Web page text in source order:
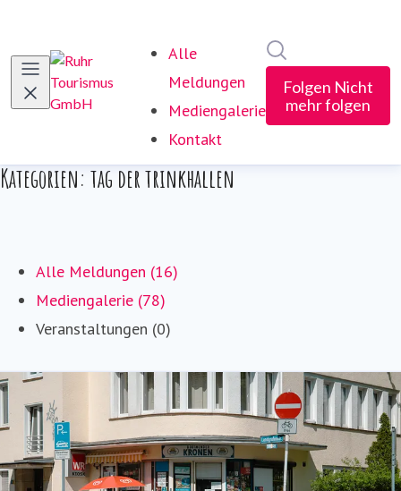
Alle
Meldungen
Mediengalerie
Kontakt
Folgen Nicht
mehr folgen
Kategorien: tag der trinkhallen
Alle Meldungen (16)
Mediengalerie (78)
Veranstaltungen (0)